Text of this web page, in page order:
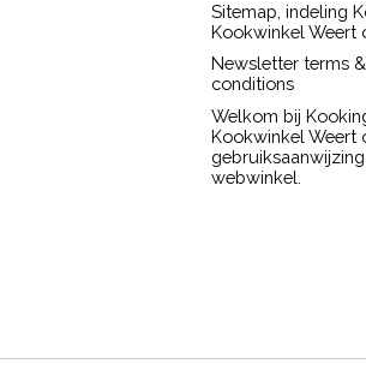
Sitemap, indeling
Kookwinkel Weert
Newsletter terms &
conditions
Welkom bij
Kookwinkel Weert
gebruiksaanwijzing
webwinkel.